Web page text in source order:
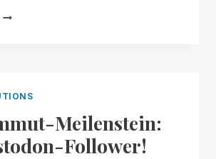
UNTERSTÜTZEN
PNEUMA
Meilenstein:
Follower!